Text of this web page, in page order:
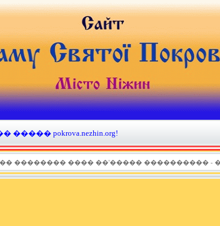
pokrova.nezhin.org!
�������� ���� ��'����� ���������� -